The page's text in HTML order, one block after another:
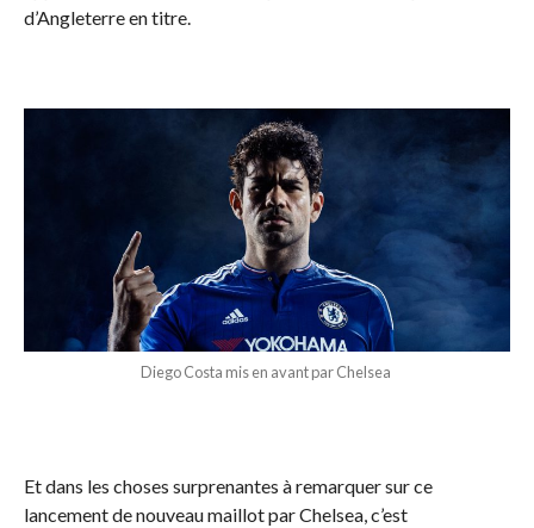
d’Angleterre en titre.
Diego Costa mis en avant par Chelsea
Et dans les choses surprenantes à remarquer sur ce
lancement de nouveau maillot par Chelsea, c’est